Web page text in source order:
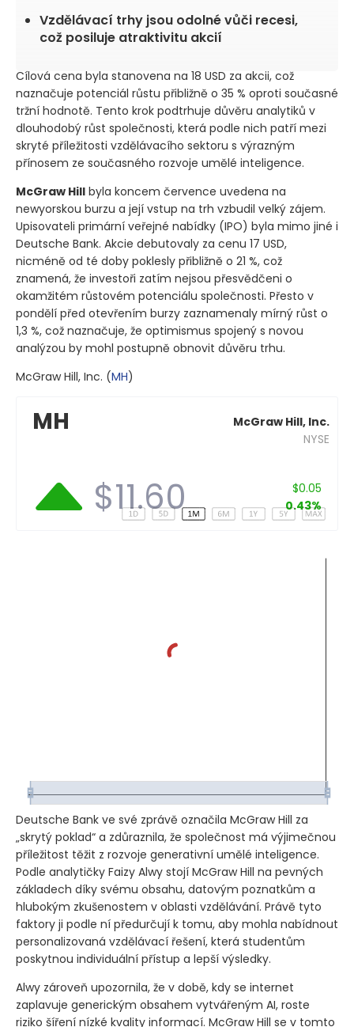
Vzdělávací trhy jsou odolné vůči recesi,
což posiluje atraktivitu akcií
Cílová cena byla stanovena na 18 USD za akcii, což
naznačuje potenciál růstu přibližně o 35 % oproti současné
tržní hodnotě. Tento krok podtrhuje důvěru analytiků v
dlouhodobý růst společnosti, která podle nich patří mezi
skryté příležitosti vzdělávacího sektoru s výrazným
přínosem ze současného rozvoje umělé inteligence.
McGraw Hill byla koncem července uvedena na
newyorskou burzu a její vstup na trh vzbudil velký zájem.
Upisovateli primární veřejné nabídky (IPO) byla mimo jiné i
Deutsche Bank. Akcie debutovaly za cenu 17 USD,
nicméně od té doby poklesly přibližně o 21 %, což
znamená, že investoři zatím nejsou přesvědčeni o
okamžitém růstovém potenciálu společnosti. Přesto v
pondělí před otevřením burzy zaznamenaly mírný růst o
1,3 %, což naznačuje, že optimismus spojený s novou
analýzou by mohl postupně obnovit důvěru trhu.
McGraw Hill, Inc. (MH)
MH
McGraw Hill, Inc.
NYSE
$11.60
$0.05
0.43%
Deutsche Bank ve své zprávě označila McGraw Hill za
„skrytý poklad“ a zdůraznila, že společnost má výjimečnou
příležitost těžit z rozvoje generativní umělé inteligence.
Podle analytičky Faizy Alwy stojí McGraw Hill na pevných
základech díky svému obsahu, datovým poznatkům a
hlubokým zkušenostem v oblasti vzdělávání. Právě tyto
faktory ji podle ní předurčují k tomu, aby mohla nabídnout
personalizovaná vzdělávací řešení, která studentům
poskytnou individuální přístup a lepší výsledky.
Alwy zároveň upozornila, že v době, kdy se internet
zaplavuje generickým obsahem vytvářeným AI, roste
riziko šíření nízké kvality informací. McGraw Hill se v tomto